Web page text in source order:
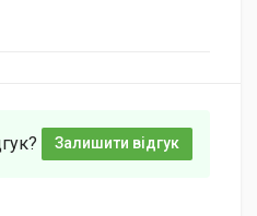
Залишити відгук